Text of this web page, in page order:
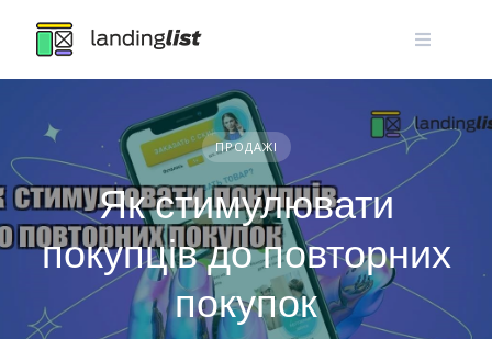
content
ПРОДАЖІ
Як стимулювати
покупців до повторних
покупок